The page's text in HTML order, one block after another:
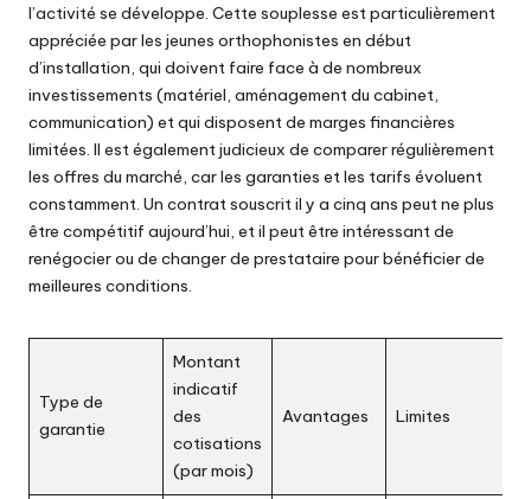
l’activité se développe. Cette souplesse est particulièrement
appréciée par les jeunes orthophonistes en début
d’installation, qui doivent faire face à de nombreux
investissements (matériel, aménagement du cabinet,
communication) et qui disposent de marges financières
limitées. Il est également judicieux de comparer régulièrement
les offres du marché, car les garanties et les tarifs évoluent
constamment. Un contrat souscrit il y a cinq ans peut ne plus
être compétitif aujourd’hui, et il peut être intéressant de
renégocier ou de changer de prestataire pour bénéficier de
meilleures conditions.
Type de
garantie
Montant
indicatif
des
cotisations
(par mois)
Avantages Limites